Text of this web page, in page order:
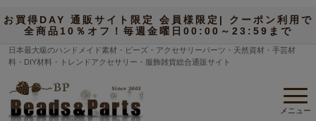
お買得DAY 通販サイト限定 会員様限定| クーポン利用で
全商品10％オフ！毎週金曜日00:00～23:59まで
日本最大級のハンドメイド素材・ビーズ・アクセサリーパーツ・天然資材・手芸材
料・DIY材料・トレンドアクセサリー・服飾雑貨総合通販サイト
メニュー